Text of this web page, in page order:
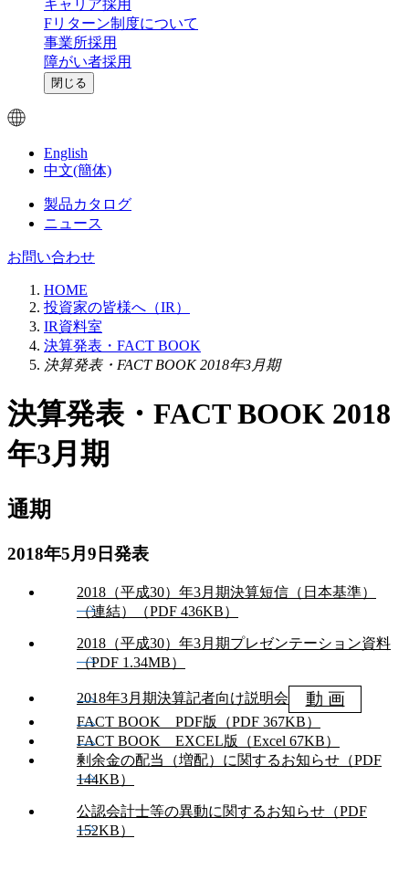
キャリア採用
Fリターン制度について
事業所採用
障がい者採用
閉じる
English
中文(簡体)
製品カタログ
ニュース
お問い合わせ
HOME
投資家の皆様へ（IR）
IR資料室
決算発表・FACT BOOK
決算発表・FACT BOOK 2018年3月期
決算発表・FACT BOOK 2018
年3月期
通期
2018年5月9日発表
2018（平成30）年3月期決算短信（日本基準）
（連結）（PDF 436KB）
2018（平成30）年3月期プレゼンテーション資料
（PDF 1.34MB）
動 画
2018年3月期決算記者向け説明会
FACT BOOK PDF版（PDF 367KB）
FACT BOOK EXCEL版（Excel 67KB）
剰余金の配当（増配）に関するお知らせ（PDF
144KB）
公認会計士等の異動に関するお知らせ（PDF
152KB）